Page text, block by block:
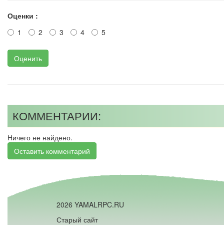
Оценки :
1
2 3 4 5
Оценить
КОММЕНТАРИИ:
Ничего не найдено.
Оставить комментарий
2026 YAMALRPC.RU
Старый сайт